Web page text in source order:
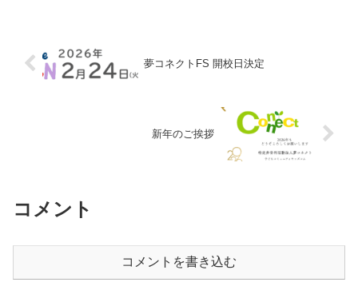
夢コネクトFS 開校日決定
新年のご挨拶
コメント
コメントを書き込む